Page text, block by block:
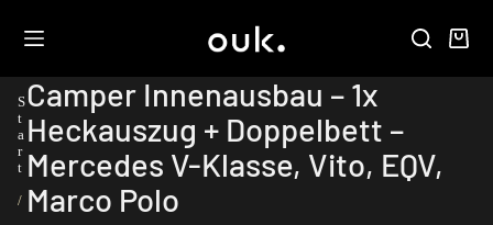
S
t
a
r
t
/
Camper Innenausbau – 1x
Heckauszug + Doppelbett –
Mercedes V-Klasse, Vito, EQV,
Marco Polo